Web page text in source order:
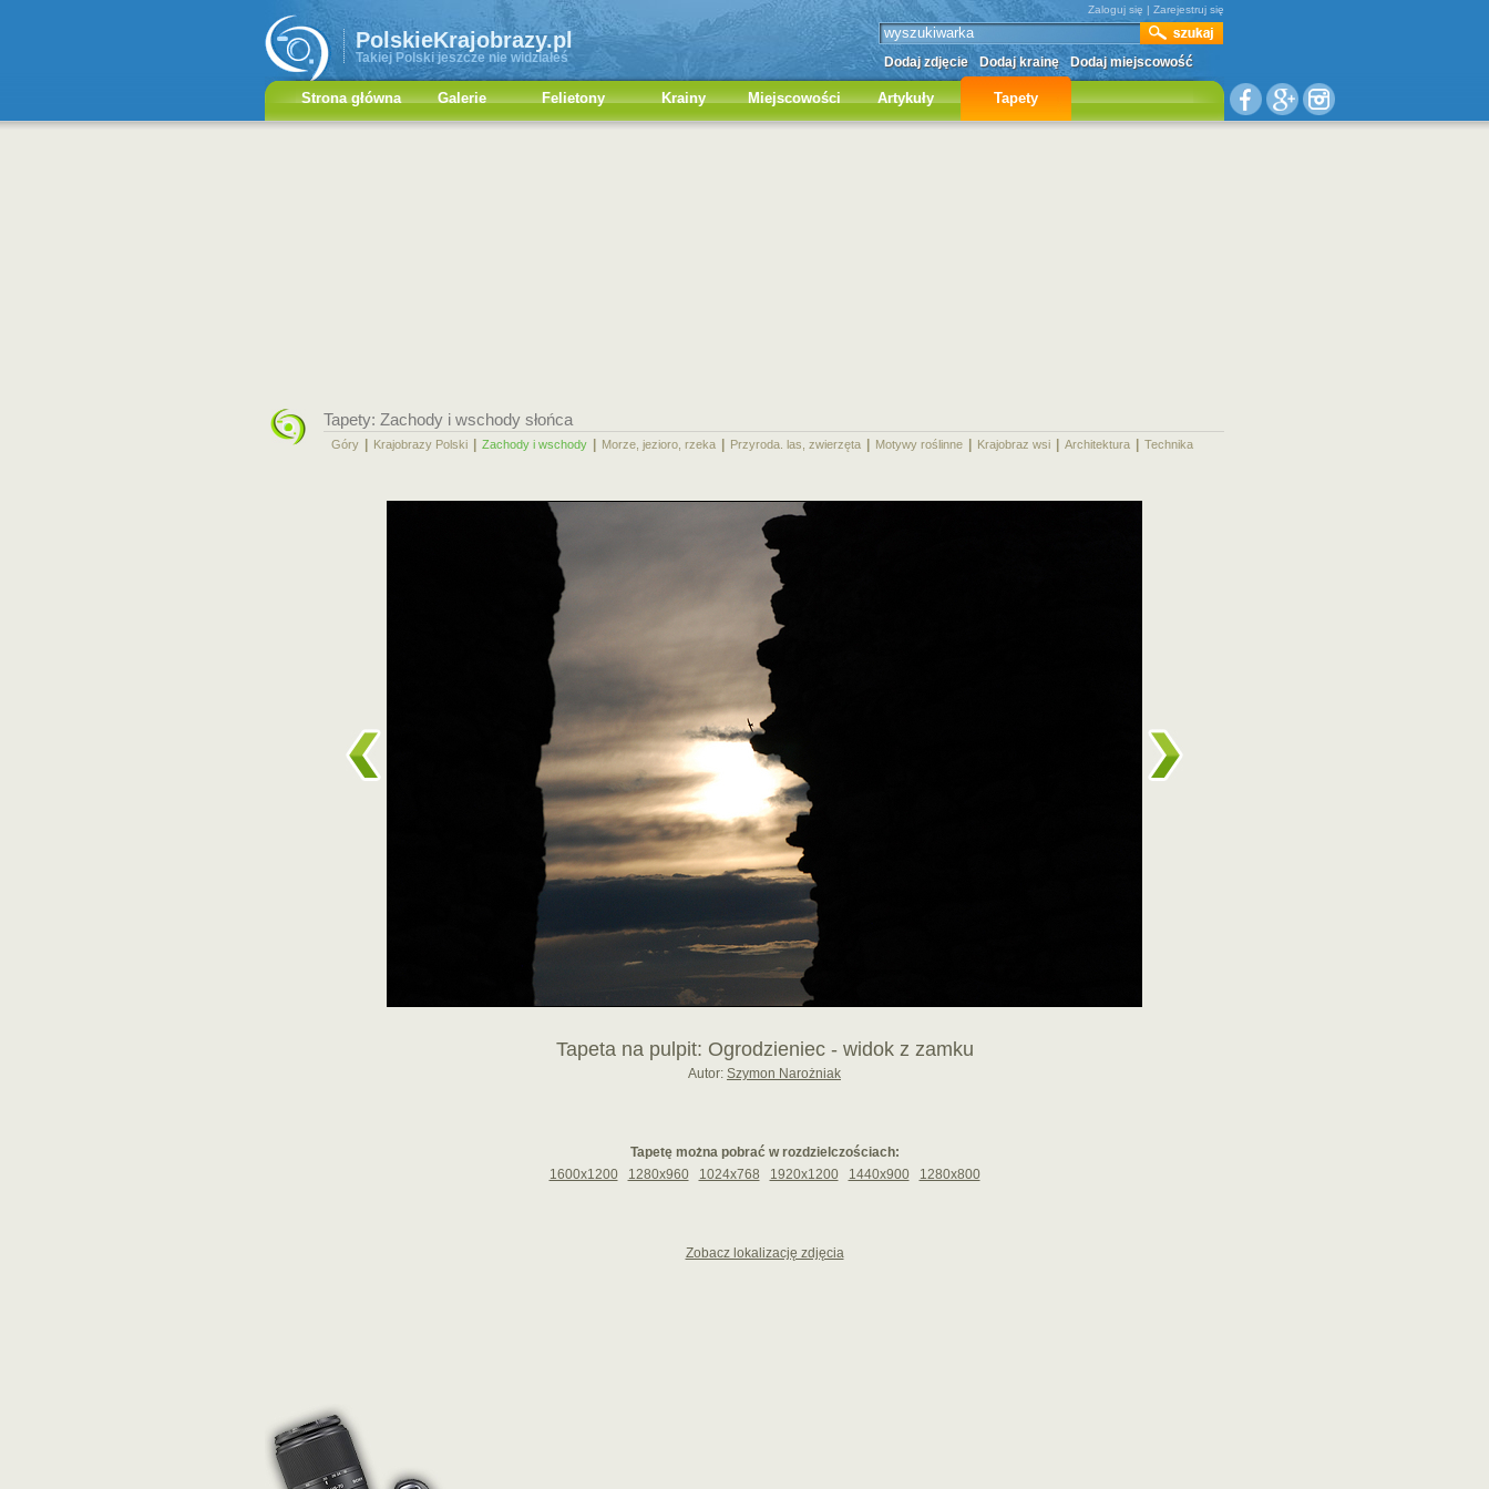
PolskieKrajobrazy.pl
Takiej Polski jeszcze nie widziałeś
Zaloguj się | Zarejestruj się
Dodaj zdjęcie Dodaj krainę Dodaj miejscowość
Strona główna Galerie Felietony Krainy Miejscowości Artykuły Tapety
Tapety: Zachody i wschody słońca
Góry Krajobrazy Polski Zachody i wschody Morze, jezioro, rzeka Przyroda. las, zwierzęta Motywy roślinne Krajobraz wsi Architektura Technika
Tapeta na pulpit: Ogrodzieniec - widok z zamku
Autor: Szymon Narożniak
Tapetę można pobrać w rozdzielczościach:
1600x1200
1280x960 1024x768 1920x1200 1440x900 1280x800
Zobacz lokalizację zdjęcia